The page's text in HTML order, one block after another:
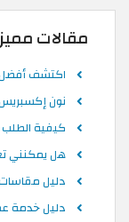
مقالات
اكتشف أفضل عطور
نون
كيفية
هل يمكنني
دليل
دليل خدمة